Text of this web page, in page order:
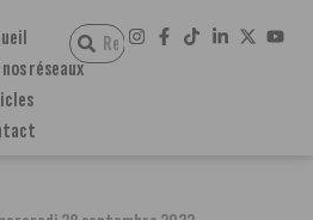
réseaux